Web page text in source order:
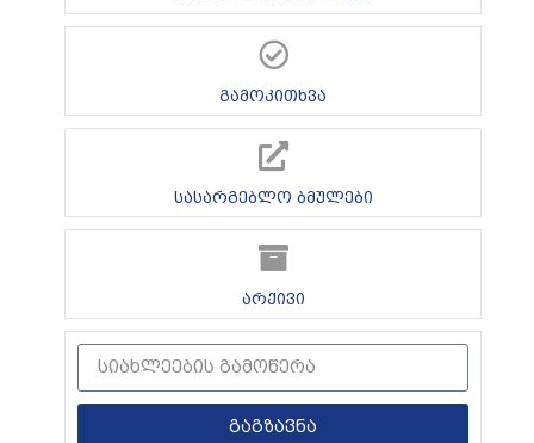
გამოკითხვა
სასარგებლო ბმულები
არქივი
გაგზავნა